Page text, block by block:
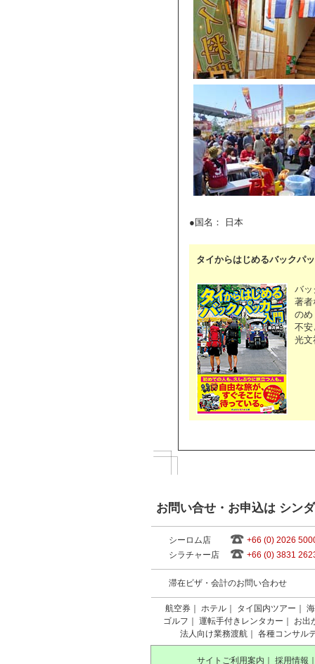
●国名： 日本
タイからはじめるバックパ
バッ
著者
のめ
不安
光文
お問い合せ・お申込は シン
シーロム店
+66 (0) 2026
シラチャー店
+66 (0) 3831
滞在ビザ・会計のお問い合わせ
航空券 ホテル タイ国内ツアー
ゴルフ
運転手付きレンタカー
お出
法人向け業務渡航
各種コンサル
サイトご利用案内 採用情報